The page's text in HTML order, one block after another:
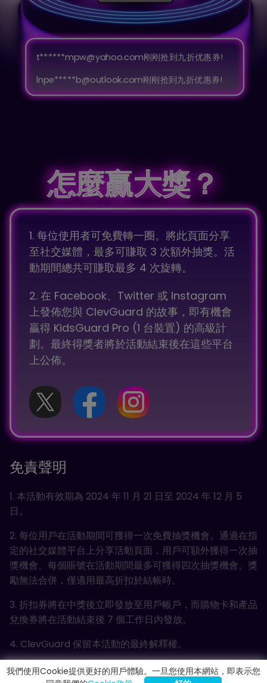
oebo********h@outlook.com刚刚抢到九折优惠
t******mpw@yahoo.com刚刚抢到九折优惠券!
lnpe*****b@outlook.com刚刚抢到九折优惠券!
zj**********g@outlook.com刚刚抢到八折优惠券!
de*******gs@outlook.com刚刚抢到七折优惠券!
l******zg@hotmail.com刚刚抢到八折优惠券!
lrr*******e@outlook.com刚刚抢到七折优惠券!
q**********tlbx@yahoo.com刚刚抢到八折优惠
券!
******dbtl@gmail.com刚刚抢到八折优惠券!
*********uwn@outlook.com刚刚抢到九折优惠
券!
ab*********gb@hotmail.com刚刚抢到九折优惠
券!
z*********qz@hotmail.com刚刚抢到九折优惠券!
mmdj********t@hotmail.com刚刚抢到九折优惠
券!
lhl*****og@aol.com刚刚抢到九折优惠券!
o**********nx@hotmail.com刚刚抢到八折优惠
tjmec*******@hotmail.com刚刚抢到九折优惠券!
g******svss@outlook.com刚刚抢到九折优惠券!
kf******nnn@yahoo.com刚刚抢到九折优惠券!
x*********jbno@gmail.com刚刚抢到九折优惠券!
券!
hlv*********a@gmail.com刚刚抢到九折优惠券!
g*****tv@yahoo.com刚刚抢到七折优惠券!
******iyu@outlook.com刚刚抢到九折优惠券!
怎麼贏大獎？
1. 每位使用者可免費轉一圈。將此頁面分享
至社交媒體，最多可賺取 3 次額外抽獎。活
動期間總共可賺取最多 4 次旋轉。
2. 在 Facebook、Twitter 或 Instagram
上發佈您與 ClevGuard 的故事，即有機會
贏得 KidsGuard Pro (1 台裝置) 的高級計
劃。最終得獎者將於活動結束後在這些平台
上公佈。
免責聲明
1. 本活動有效期為 2024 年 11 月 21 日至 2024 年 12 月 5
日。
2. 每位用戶在活動期間可獲得一次免費抽獎機會。通過在指
定的社交媒體平台上分享活動頁面，用戶可額外獲得一次抽
獎機會。每個賬號在活動期間最多可獲得四次抽獎機會。獎
勵無法合併，僅適用最高折扣於結帳時。
3. 折扣券將在中獎後立即發放至用戶帳戶，而購物卡和產品
兌換券將在活動結束後 7 個工作日內發放。
4. ClevGuard 保留本活動的最終解釋權。
我們使用Cookie提供更好的用戶體驗。一旦您使用本網站，即表示您